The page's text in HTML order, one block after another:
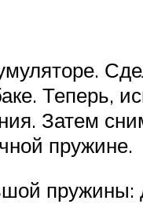
Теперь,
Затем
пружине.